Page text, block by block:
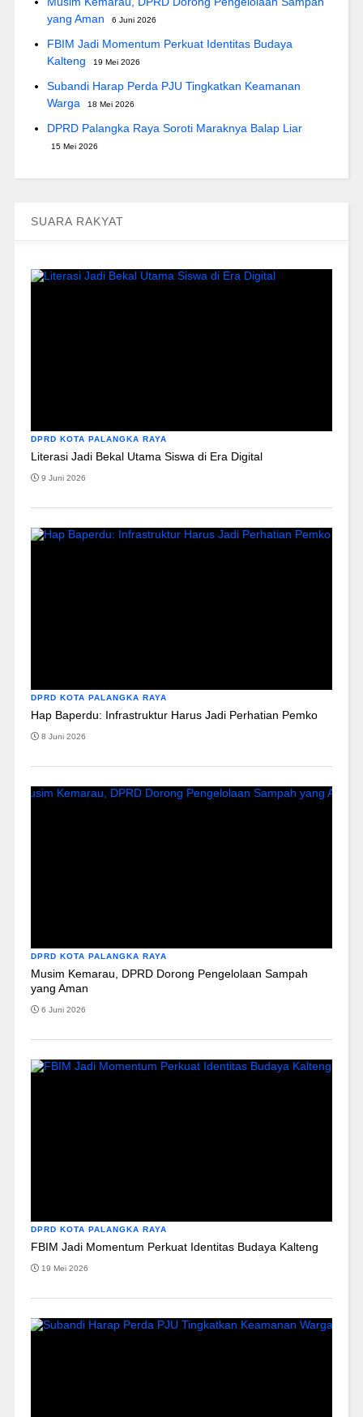
yang Aman
6 Juni 2026
FBIM Jadi Momentum Perkuat Identitas Budaya
Kalteng
19 Mei 2026
Subandi Harap Perda PJU Tingkatkan Keamanan
Warga
18 Mei 2026
DPRD Palangka Raya Soroti Maraknya Balap Liar
15 Mei 2026
SUARA RAKYAT
DPRD KOTA PALANGKA RAYA
Literasi Jadi Bekal Utama Siswa di Era Digital
9 Juni 2026
DPRD KOTA PALANGKA RAYA
Hap Baperdu: Infrastruktur Harus Jadi Perhatian Pemko
8 Juni 2026
DPRD KOTA PALANGKA RAYA
Musim Kemarau, DPRD Dorong Pengelolaan Sampah
yang Aman
6 Juni 2026
DPRD KOTA PALANGKA RAYA
FBIM Jadi Momentum Perkuat Identitas Budaya Kalteng
19 Mei 2026